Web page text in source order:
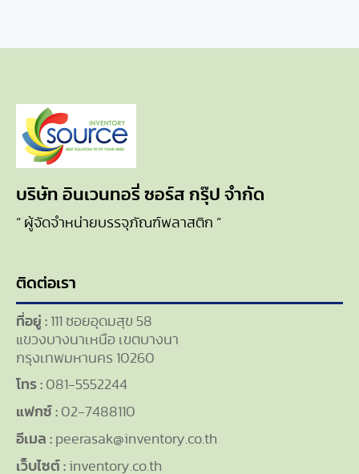
บริษัท อินเวนทอรี่ ซอร์ส กรุ๊ป จำกัด
“ ผู้จัดจำหน่ายบรรจุภัณฑ์พลาสติก “
ติดต่อเรา
ที่อยู่ : 111 ซอยอุดมสุข 58
แขวงบางนาเหนือ เขตบางนา
กรุงเทพมหานคร 10260
โทร : 081-5552244
แฟกซ์ : 02-7488110
อีเมล : peerasak@inventory.co.th
เว็บไซต์ : inventory.co.th